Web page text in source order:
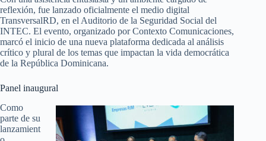
reflexión, fue lanzado oficialmente el medio digital
TransversalRD, en el Auditorio de la Seguridad Social del
INTEC. El evento, organizado por Contexto Comunicaciones,
marcó el inicio de una nueva plataforma dedicada al análisis
crítico y plural de los temas que impactan la vida democrática
de la República Dominicana.
Panel inaugural
Como
parte de su
lanzamient